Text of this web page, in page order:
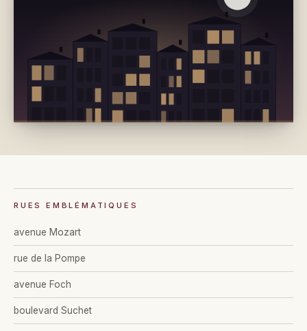
RUES EMBLÉMATIQUES
avenue Mozart
rue de la Pompe
avenue Foch
boulevard Suchet